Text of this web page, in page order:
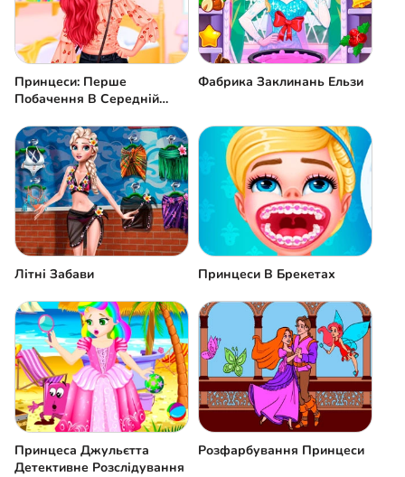
Принцеси: Перше
Побачення В Середній
Фабрика Заклинань Ельзи
Літні Забави Принцеси В Брекетах
Принцеса Джульєтта
Детективне Розслідування
Розфарбування Принцеси